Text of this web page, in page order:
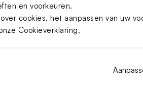
en voorkeuren.
cookies, het aanpassen van uw
Cookieverklaring.